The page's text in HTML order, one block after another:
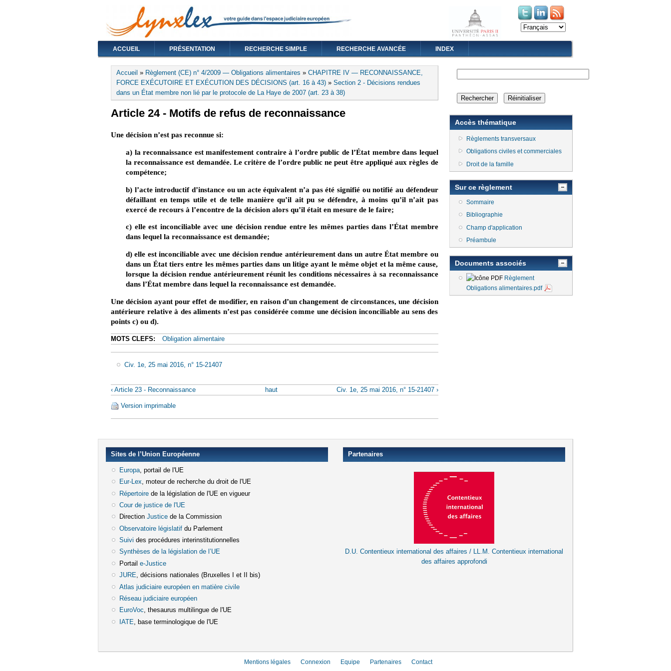
(le lien est externe)
(le lien est externe)
ACCUEIL PRÉSENTATION RECHERCHE SIMPLE RECHERCHE AVANCÉE INDEX
Vous êtes ici
Accueil » Règlement (CE) n° 4/2009 — Obligations alimentaires » CHAPITRE IV — RECONNAISSANCE,
FORCE EXÉCUTOIRE ET EXÉCUTION DES DÉCISIONS (art. 16 à 43) » Section 2 - Décisions rendues
dans un État membre non lié par le protocole de La Haye de 2007 (art. 23 à 38)
Article 24 - Motifs de refus de reconnaissance
Une décision n’est pas reconnue si:
a) la reconnaissance est manifestement contraire à l’ordre public de l’État membre dans lequel
la reconnaissance est demandée. Le critère de l’ordre public ne peut être appliqué aux règles de
compétence;
b) l’acte introductif d’instance ou un acte équivalent n’a pas été signifié ou notifié au défendeur
défaillant en temps utile et de telle manière qu’il ait pu se défendre, à moins qu’il n’ait pas
exercé de recours à l’encontre de la décision alors qu’il était en mesure de le faire;
c) elle est inconciliable avec une décision rendue entre les mêmes parties dans l’État membre
dans lequel la reconnaissance est demandée;
d) elle est inconciliable avec une décision rendue antérieurement dans un autre État membre ou
dans un État tiers entre les mêmes parties dans un litige ayant le même objet et la même cause,
lorsque la décision rendue antérieurement réunit les conditions nécessaires à sa reconnaissance
dans l’État membre dans lequel la reconnaissance est demandée.
Une décision ayant pour effet de modifier, en raison d’un changement de circonstances, une décision
antérieure relative à des aliments n’est pas considérée comme une décision inconciliable au sens des
points c) ou d).
MOTS CLEFS: Obligation alimentaire
Civ. 1e, 25 mai 2016, n° 15-21407
‹ Article 23 - Reconnaissance haut Civ. 1e, 25 mai 2016, n° 15-21407 ›
Version imprimable
Accès thématique
Règlements transversaux
Obligations civiles et commerciales
Droit de la famille
Sur ce règlement
Sommaire
Bibliographie
Champ d'application
Préambule
Documents associés
Règlement
Obligations alimentaires.pdf
Sites de l’Union Européenne
Europa(le lien est externe)
, portail de l'UE
Eur-Lex(le lien est externe)
, moteur de recherche du droit de l'UE
Répertoire(le lien est externe)
de la législation de l'UE en vigueur
Cour de justice de l'UE(le lien est externe)
Direction Justice(le lien est externe)
de la Commission
Observatoire législatif(le lien est externe)
du Parlement
Suivi (le lien est externe)
des procédures interinstitutionnelles
Synthèses de la législation de l’UE(le lien est externe)
Portail e-Justice(le lien est externe)
JURE(le lien est externe)
, décisions nationales (Bruxelles I et II bis)
Atlas judiciaire européen en matière civile(le lien est externe)
Réseau judiciaire européen(le lien est externe)
EuroVoc(le lien est externe)
, thesaurus multilingue de l'UE
IATE (le lien est externe)
, base terminologique de l'UE
Partenaires
D.U. Contentieux international des affaires / LL.M. Contentieux international
des affaires approfondi
Mentions légales Connexion Equipe Partenaires Contact